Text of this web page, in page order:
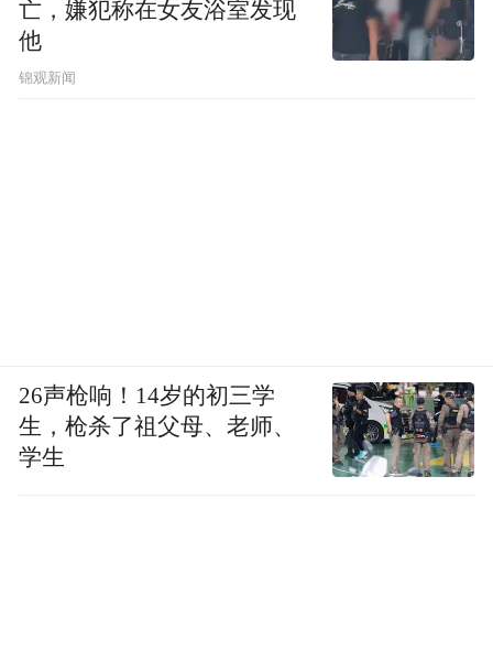
亡，嫌犯称在女友浴室发现
他
锦观新闻
26声枪响！14岁的初三学
生，枪杀了祖父母、老师、
学生